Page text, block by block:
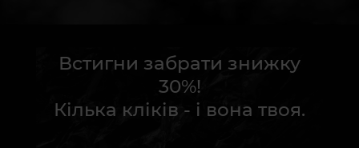
Встигни забрати знижку
30%!
Кілька кліків - і вона твоя.